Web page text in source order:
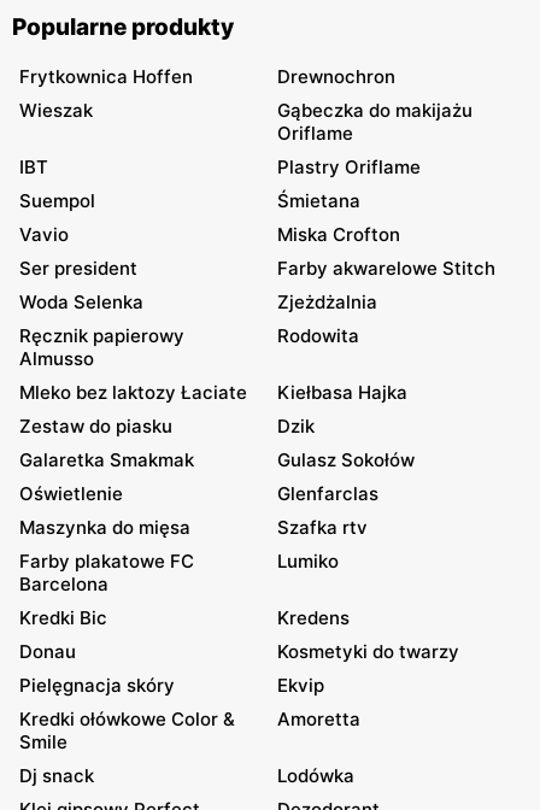
Popularne produkty
Frytkownica Hoffen
Drewnochron
Wieszak
Gąbeczka do makijażu
Oriflame
IBT
Plastry Oriflame
Suempol
Śmietana
Vavio
Miska Crofton
Ser president
Farby akwarelowe Stitch
Woda Selenka
Zjeżdżalnia
Ręcznik papierowy
Almusso
Rodowita
Mleko bez laktozy Łaciate
Kiełbasa Hajka
Zestaw do piasku
Dzik
Galaretka Smakmak
Gulasz Sokołów
Oświetlenie
Glenfarclas
Maszynka do mięsa
Szafka rtv
Farby plakatowe FC
Barcelona
Lumiko
Kredki Bic
Kredens
Donau
Kosmetyki do twarzy
Pielęgnacja skóry
Ekvip
Kredki ołówkowe Color &
Smile
Amoretta
Dj snack
Lodówka